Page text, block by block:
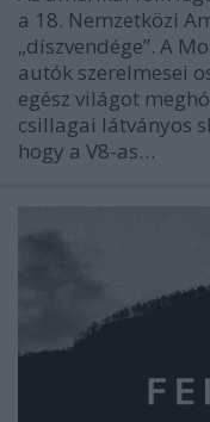
a 18. Nemzetközi
„díszvendége”. A
autók szerelmesei
egész világot
csillagai látványos
hogy a V8-as…